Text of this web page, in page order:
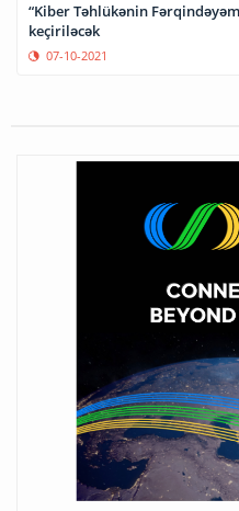
“Kiber Təhlükənin
keçiriləcək
07-10-2021